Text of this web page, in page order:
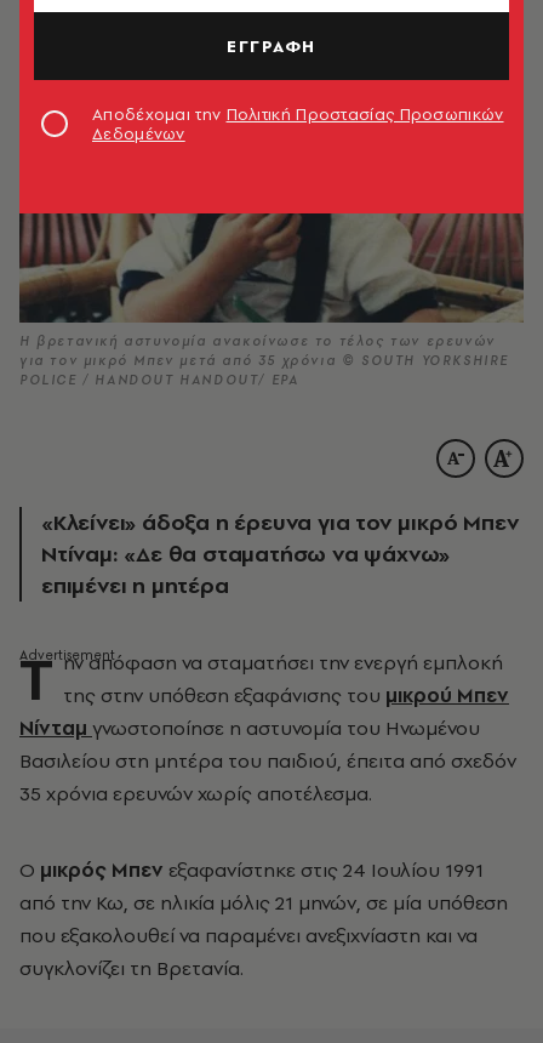
Η βρετανική αστυνομία ανακοίνωσε το τέλος των ερευνών
για τον μικρό Μπεν μετά από 35 χρόνια © SOUTH YORKSHIRE
POLICE / HANDOUT HANDOUT/ EPA
«Κλείνει» άδοξα η έρευνα για τον μικρό Μπεν
Ντίναμ: «Δε θα σταματήσω να ψάχνω»
επιμένει η μητέρα
Τ ην απόφαση να σταματήσει την ενεργή εμπλοκή
της στην υπόθεση εξαφάνισης του μικρού Μπεν
Νίνταμ γνωστοποίησε η αστυνομία του Ηνωμένου
Βασιλείου στη μητέρα του παιδιού, έπειτα από σχεδόν
35 χρόνια ερευνών χωρίς αποτέλεσμα.
Ο μικρός Μπεν εξαφανίστηκε στις 24 Ιουλίου 1991
από την Κω, σε ηλικία μόλις 21 μηνών, σε μία υπόθεση
που εξακολουθεί να παραμένει ανεξιχνίαστη και να
συγκλονίζει τη Βρετανία.
ΕΓΓΡΑΦΗ
Αποδέχομαι την Πολιτική Προστασίας Προσωπικών
Δεδομένων